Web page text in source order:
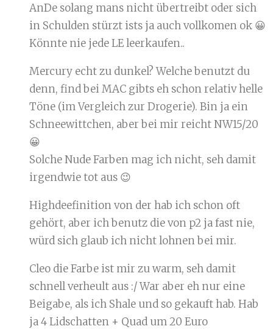
AnDe solang mans nicht übertreibt oder sich
in Schulden stürzt ists ja auch vollkomen ok 😀
Könnte nie jede LE leerkaufen..
Mercury echt zu dunkel? Welche benutzt du
denn, find bei MAC gibts eh schon relativ helle
Töne (im Vergleich zur Drogerie). Bin ja ein
Schneewittchen, aber bei mir reicht NW15/20
😀
Solche Nude Farben mag ich nicht, seh damit
irgendwie tot aus 😉
Highdeefinition von der hab ich schon oft
gehört, aber ich benutz die von p2 ja fast nie,
würd sich glaub ich nicht lohnen bei mir.
Cleo die Farbe ist mir zu warm, seh damit
schnell verheult aus :/ War aber eh nur eine
Beigabe, als ich Shale und so gekauft hab. Hab
ja 4 Lidschatten + Quad um 20 Euro